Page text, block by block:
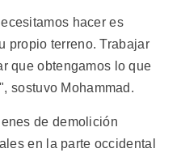
hacer es
propio terreno. Trabajar
que obtengamos lo que
sostuvo Mohammad.
de demolición
en la parte occidental